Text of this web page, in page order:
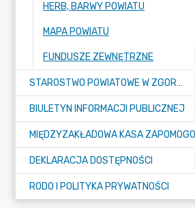
HERB, BARWY POWIATU
MAPA POWIATU
FUNDUSZE ZEWNĘTRZNE
STAROSTWO POWIATOWE W ZGORZELCU
BIULETYN INFORMACJI PUBLICZNEJ
DEKLARACJA DOSTĘPNOŚCI
RODO I POLITYKA PRYWATNOŚCI